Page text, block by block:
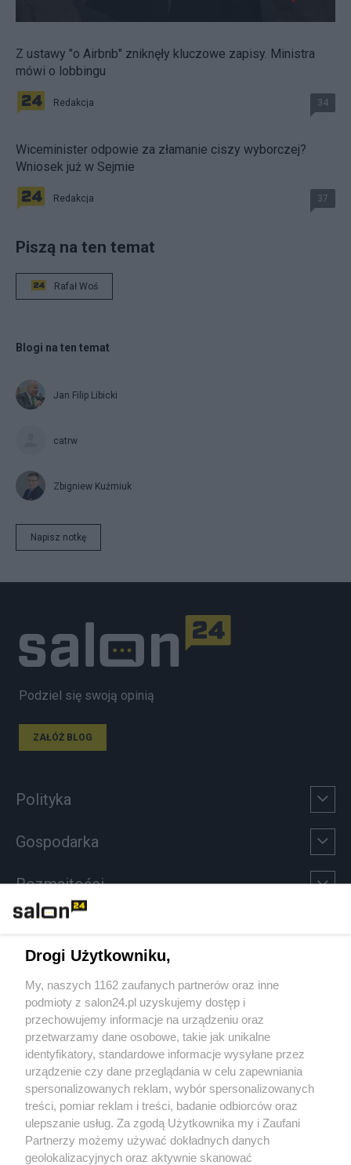
Z ustawy "o Airbnb" zniknęły kluczowe zapisy. Ministra
mówi o lobbingu
Redakcja 34
Wiceminister odpowie za złamanie ciszy wyborczej?
Wniosek już w Sejmie
Redakcja 37
Piszą na ten temat
Rafał Woś
Blogi na ten temat
Jan Filip Libicki
catrw
Zbigniew Kuźmiuk
Napisz notkę
Podziel się swoją opinią
ZAŁÓŻ BLOG
Polityka
Gospodarka
Rozmaitości
Sport
Społeczeństwo
Kultura
X Facebook Instagram Youtube
Drogi Użytkowniku,
My, naszych 1162 zaufanych partnerów oraz inne
podmioty z salon24.pl uzyskujemy dostęp i
przechowujemy informacje na urządzeniu oraz
przetwarzamy dane osobowe, takie jak unikalne
identyfikatory, standardowe informacje wysyłane przez
urządzenie czy dane przeglądania w celu zapewniania
spersonalizowanych reklam, wybór spersonalizowanych
treści, pomiar reklam i treści, badanie odbiorców oraz
ulepszanie usług. Za zgodą Użytkownika my i Zaufani
Partnerzy możemy używać dokładnych danych
geolokalizacyjnych oraz aktywnie skanować